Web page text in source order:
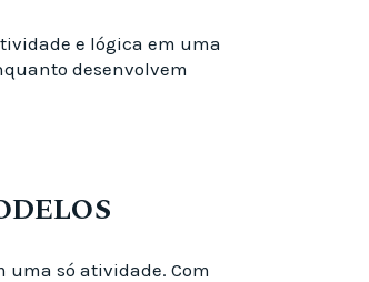
e lógica em uma
desenvolvem
uma só atividade. Com